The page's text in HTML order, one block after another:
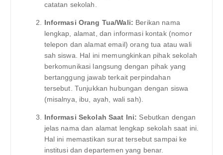
catatan sekolah.
Informasi Orang Tua/Wali: Berikan nama
lengkap, alamat, dan informasi kontak (nomor
telepon dan alamat email) orang tua atau wali
sah siswa. Hal ini memungkinkan pihak sekolah
berkomunikasi langsung dengan pihak yang
bertanggung jawab terkait perpindahan
tersebut. Tunjukkan hubungan dengan siswa
(misalnya, ibu, ayah, wali sah).
Informasi Sekolah Saat Ini: Sebutkan dengan
jelas nama dan alamat lengkap sekolah saat ini.
Hal ini memastikan surat tersebut sampai ke
institusi dan departemen yang benar.